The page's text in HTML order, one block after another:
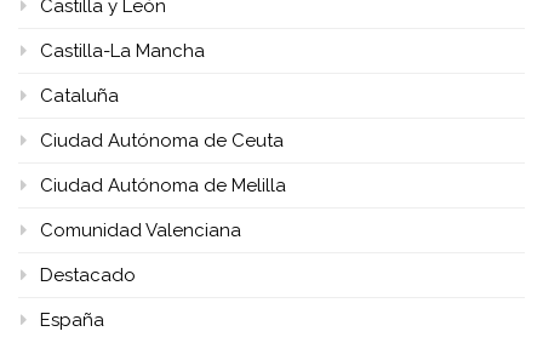
Castilla y León
Castilla-La Mancha
Cataluña
Ciudad Autónoma de Ceuta
Ciudad Autónoma de Melilla
Comunidad Valenciana
Destacado
España